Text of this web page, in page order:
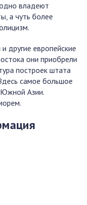
владеют
а чуть более
другие европейские
они приобрели
построек штата
самое большое
Южной Азии.